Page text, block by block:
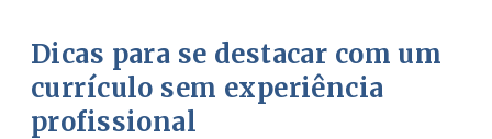
Dicas para se destacar com um
currículo sem experiência
profissional